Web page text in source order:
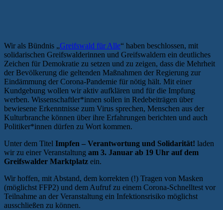
Wir als Bündnis „Greifswald für Alle“ haben beschlossen, mit
solidarischen Greifswalderinnen und Greifswaldern ein deutliches
Zeichen für Demokratie zu setzen und zu zeigen, dass die Mehrheit
der Bevölkerung die geltenden Maßnahmen der Regierung zur
Eindämmung der Corona-Pandemie für nötig hält. Mit einer
Kundgebung wollen wir aktiv aufklären und für die Impfung
werben. Wissenschaftler*innen sollen in Redebeiträgen über
bewiesene Erkenntnisse zum Virus sprechen, Menschen aus der
Kulturbranche können über ihre Erfahrungen berichten und auch
Politiker*innen dürfen zu Wort kommen.
Unter dem Titel Impfen – Verantwortung und Solidarität! laden
wir zu einer Veranstaltung am 3. Januar ab 19 Uhr auf dem
Greifswalder Marktplatz ein.
Wir hoffen, mit Abstand, dem korrekten (!) Tragen von Masken
(möglichst FFP2) und dem Aufruf zu einem Corona-Schnelltest vor
Teilnahme an der Veranstaltung ein Infektionsrisiko möglichst
ausschließen zu können.